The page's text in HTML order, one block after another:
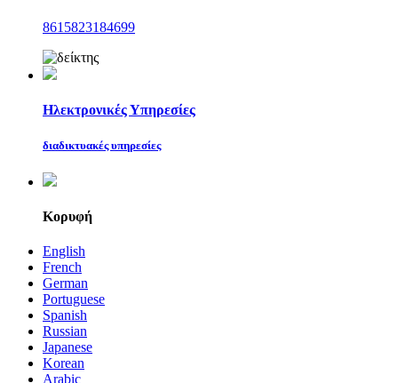
8615823184699
Ηλεκτρονικές Υπηρεσίες
διαδικτυακές υπηρεσίες
Κορυφή
English
French
German
Portuguese
Spanish
Russian
Japanese
Korean
Arabic